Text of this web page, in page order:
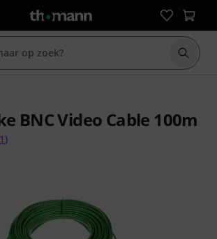
Zoek
BNC Video Cable 100m
van de 5 sterren van 21 klantbeoordelingen
)